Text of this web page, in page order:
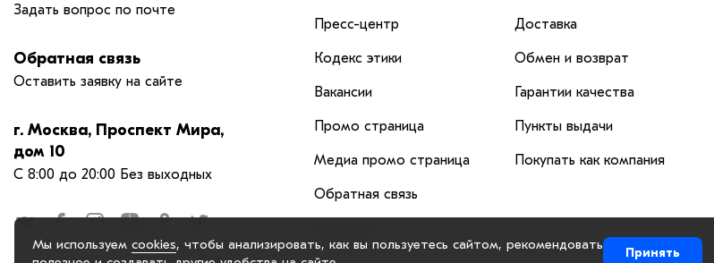
Задать вопрос по почте
Обратная связь
Оставить заявку на сайте
г. Москва, Проспект Мира,
дом 10
С 8:00 до 20:00 Без выходных
Пресс-центр
Кодекс этики
Вакансии
Промо страница
Медиа промо страница
Обратная связь
Доставка
Обмен и возврат
Гарантии качества
Пункты выдачи
Покупать как компания
Мы используем cookies, чтобы анализировать, как вы пользуетесь сайтом, рекомендовать
Принять